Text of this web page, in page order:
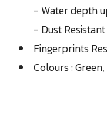
- Water depth
- Dust Resistant
Fingerprints
Colours :